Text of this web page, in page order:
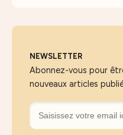
NEWSLETTER
Abonnez-vous pour
nouveaux articles